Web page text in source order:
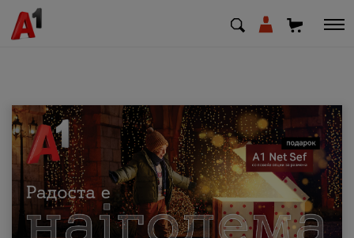
МК EN SQ
Приватни Деловни